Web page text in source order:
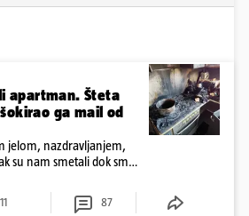
apartman. Šteta
ga mail od
jelom, nazdravljanjem,
su nam smetali dok smo
11 87